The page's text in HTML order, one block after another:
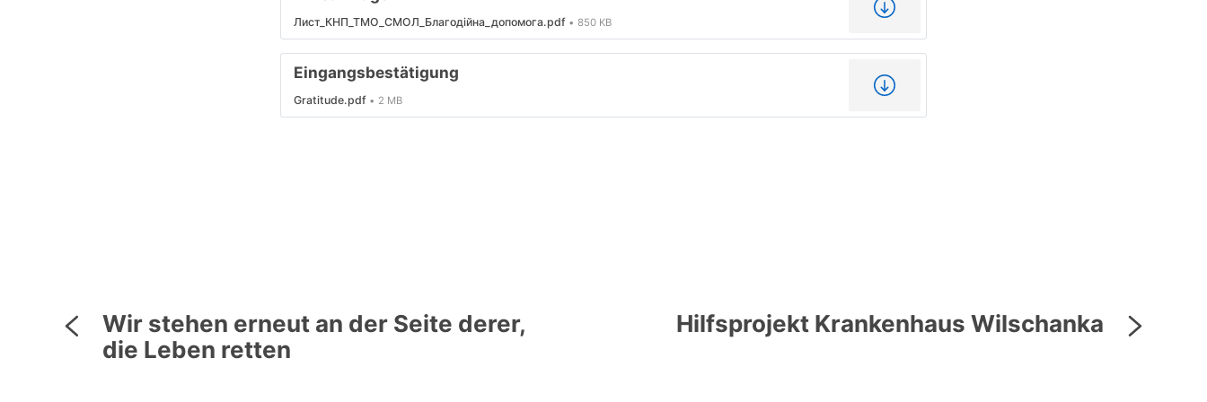
Лист_КНП_ТМО_СМОЛ_Благодійна_допомога.pdf 850 KB
Eingangsbestätigung
Gratitude.pdf 2 MB
Wir stehen erneut an der Seite derer,
die Leben retten
Hilfsprojekt Krankenhaus Wilschanka